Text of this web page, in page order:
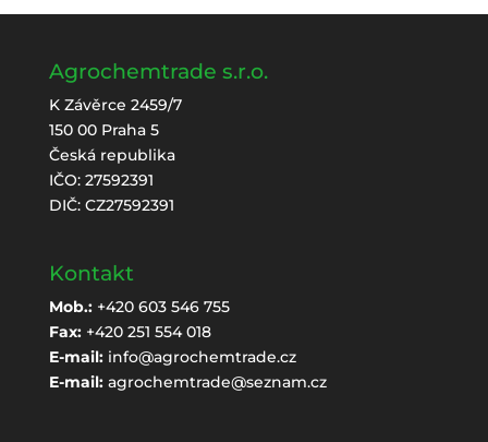
Agrochemtrade s.r.o.
K Závěrce 2459/7
150 00 Praha 5
Česká republika
IČO: 27592391
DIČ: CZ27592391
Kontakt
Mob.:+420 603 546 755
Fax:+420 251 554 018
E-mail: info@agrochemtrade.cz
E-mail: agrochemtrade@seznam.cz